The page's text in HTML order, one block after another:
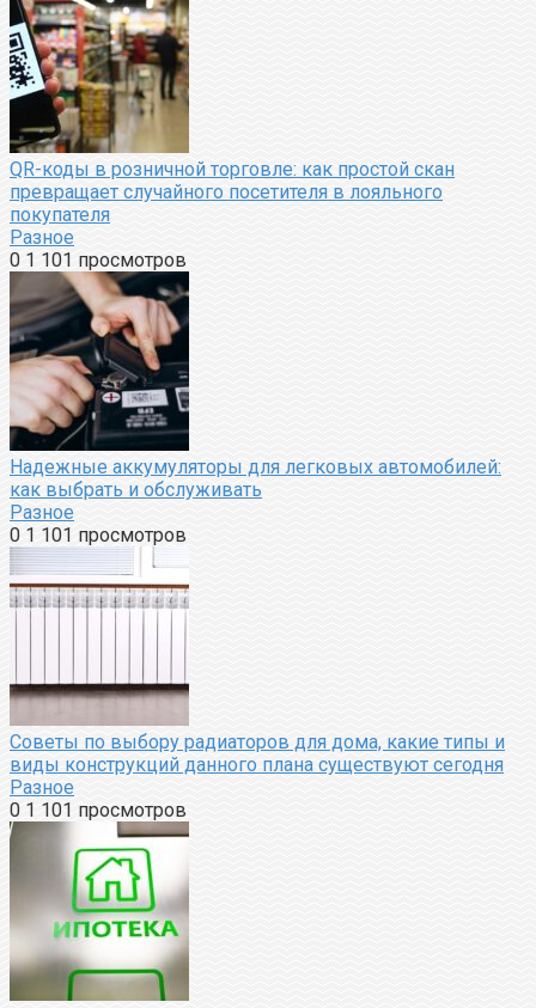
QR-коды в розничной торговле: как простой скан
превращает случайного посетителя в лояльного
покупателя
Разное
0 1 101 просмотров
Надежные аккумуляторы для легковых автомобилей:
как выбрать и обслуживать
Разное
0 1 101 просмотров
Советы по выбору радиаторов для дома, какие типы и
виды конструкций данного плана существуют сегодня
Разное
0 1 101 просмотров